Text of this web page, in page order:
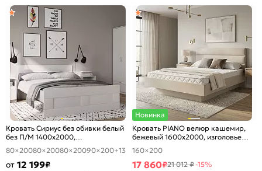
Кровать Сириус без обивки белый
без П/М 1400x2000,
ортопедическое основание,
изголовье жесткое
80×20080×20080×20090×200+13
от 12 199₽
Новинка
Кровать PIANO велюр кашемир,
бежевый 1600x2000, изголовье
мягкое
160×200
17 860₽21 012 ₽-15%